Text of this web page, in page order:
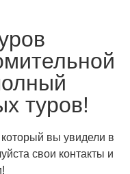
туров!
вы увидели в
свои контакты и